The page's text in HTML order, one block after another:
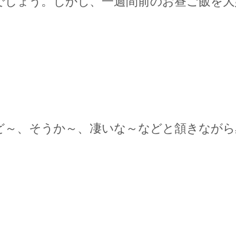
、そうか～、凄いな～などと頷きなが